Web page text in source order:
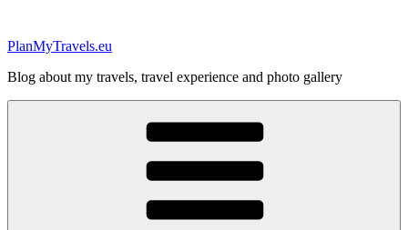
treści
PlanMyTravels.eu
Blog about my travels, travel experience and photo gallery